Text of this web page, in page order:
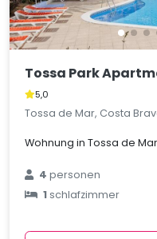
Tossa Park
5,0
Tossa de Mar, Costa
Wohnung in Tossa de
4personen
1schlafzimmer